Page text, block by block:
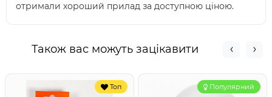
отримали хороший прилад за доступною ціною.
Також вас можуть зацікавити
Топ Популярний